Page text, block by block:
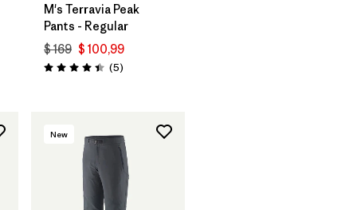
M's Terravia Peak
Pants - Regular
$ 169 $ 100,99
Valoración: 4.4 / 5
(5Comentarios
)
New